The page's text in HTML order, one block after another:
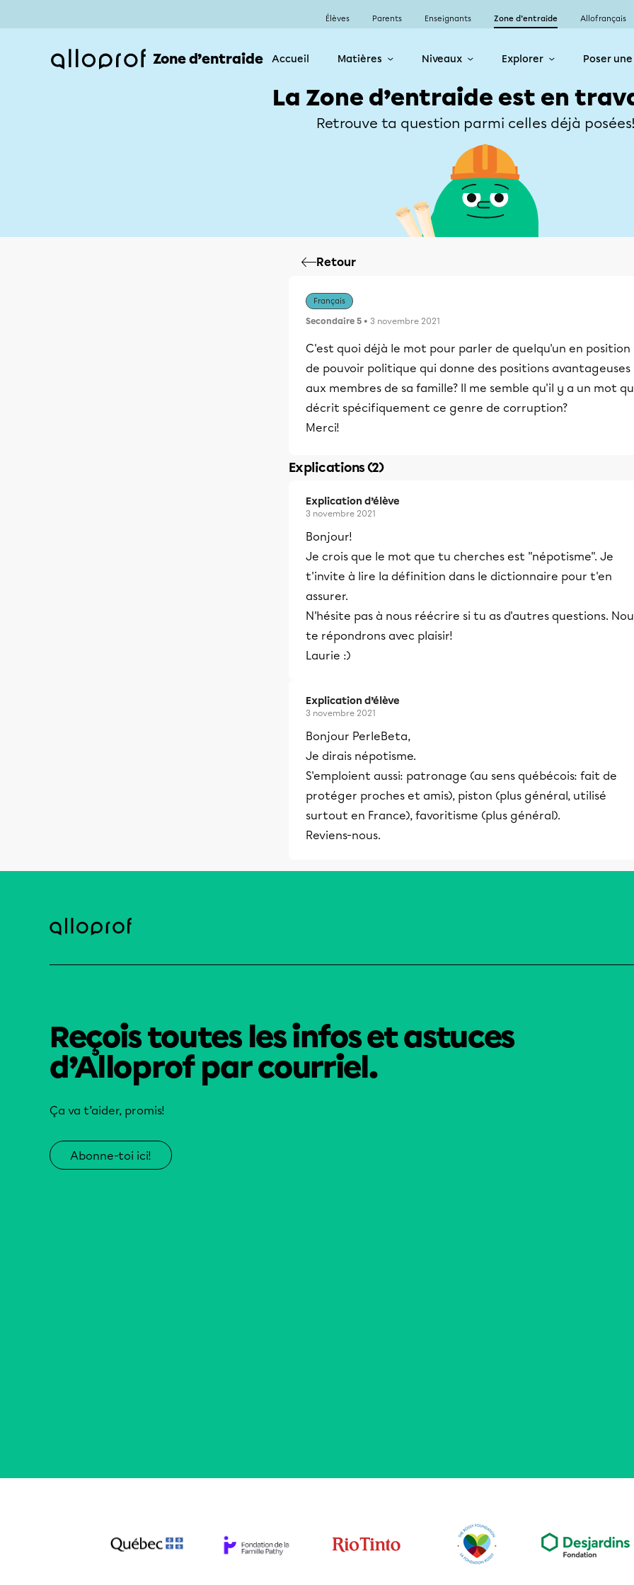
Élèves Parents Enseignants Zone d’entraide Allofrançais
Zone d’entraide Accueil Matières Niveaux Explorer Poser
La Zone d’entraide est en
Retrouve ta question parmi celles déjà
Retour
Français
Secondaire 5 • 3 novembre 2021
C'est quoi déjà le mot pour parler de quelqu'un en position
de pouvoir politique qui donne des positions avantageuses
aux membres de sa famille? Il me semble qu'il y a un mot
décrit spécifiquement ce genre de corruption?
Merci!
Explications (2)
Explication d’élève
3 novembre 2021
Bonjour!
Je crois que le mot que tu cherches est "népotisme". Je
t'invite à lire la définition dans le dictionnaire pour t'en
assurer.
N'hésite pas à nous réécrire si tu as d'autres questions.
te répondrons avec plaisir!
Laurie :)
Explication d’élève
3 novembre 2021
Bonjour PerleBeta,
Je dirais népotisme.
S'emploient aussi: patronage (au sens québécois: fait de
protéger proches et amis), piston (plus général, utilisé
surtout en France), favoritisme (plus général).
Reviens-nous.
Reçois toutes les infos et astuces
d’Alloprof par courriel.
Ça va t’aider, promis!
Abonne-toi ici!